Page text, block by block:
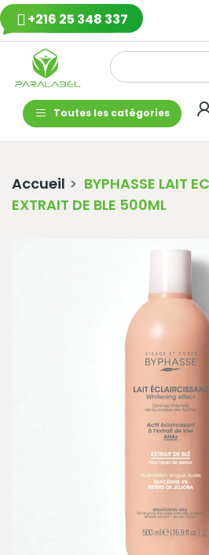
+216 25 348 337
Toutes les catégories
Accueil
BYPHASSE LAIT
EXTRAIT DE BLE 500ML